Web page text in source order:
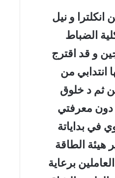
و نيل
الضباط
و قد اقترج
انتدابي من
ثم د خلوق
معرفتي
في بداياتة
هيئة الطاقة
برعاية